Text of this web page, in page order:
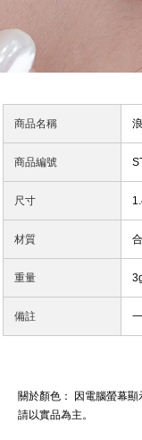
商品名稱
商品編號
尺寸
材質
重量
備註
關於顏色：
因電腦螢幕
請以實品為主。